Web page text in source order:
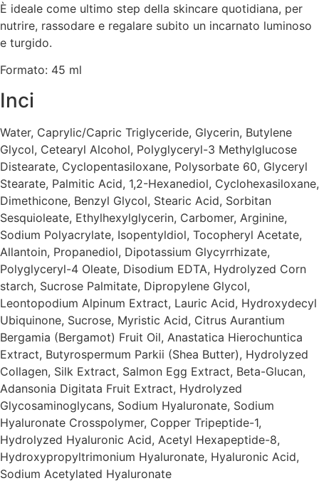
È ideale come ultimo step della skincare quotidiana, per
nutrire, rassodare e regalare subito un incarnato luminoso
e turgido.
Formato: 45 ml
Inci
Water, Caprylic/Capric Triglyceride, Glycerin, Butylene
Glycol, Cetearyl Alcohol, Polyglyceryl-3 Methylglucose
Distearate, Cyclopentasiloxane, Polysorbate 60, Glyceryl
Stearate, Palmitic Acid, 1,2-Hexanediol, Cyclohexasiloxane,
Dimethicone, Benzyl Glycol, Stearic Acid, Sorbitan
Sesquioleate, Ethylhexylglycerin, Carbomer, Arginine,
Sodium Polyacrylate, Isopentyldiol, Tocopheryl Acetate,
Allantoin, Propanediol, Dipotassium Glycyrrhizate,
Polyglyceryl-4 Oleate, Disodium EDTA, Hydrolyzed Corn
starch, Sucrose Palmitate, Dipropylene Glycol,
Leontopodium Alpinum Extract, Lauric Acid, Hydroxydecyl
Ubiquinone, Sucrose, Myristic Acid, Citrus Aurantium
Bergamia (Bergamot) Fruit Oil, Anastatica Hierochuntica
Extract, Butyrospermum Parkii (Shea Butter), Hydrolyzed
Collagen, Silk Extract, Salmon Egg Extract, Beta-Glucan,
Adansonia Digitata Fruit Extract, Hydrolyzed
Glycosaminoglycans, Sodium Hyaluronate, Sodium
Hyaluronate Crosspolymer, Copper Tripeptide-1,
Hydrolyzed Hyaluronic Acid, Acetyl Hexapeptide-8,
Hydroxypropyltrimonium Hyaluronate, Hyaluronic Acid,
Sodium Acetylated Hyaluronate